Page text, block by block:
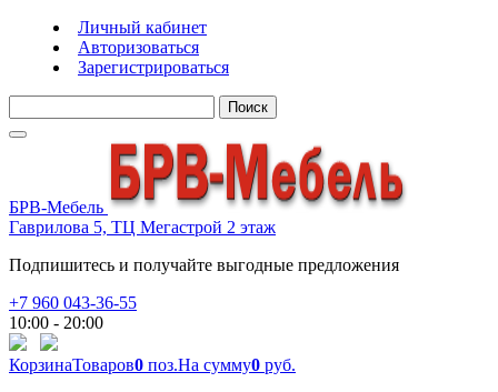
Личный кабинет
Авторизоваться
Зарегистрироваться
Поиск
БРВ-Мебель
Гаврилова 5, ТЦ Мегастрой 2 этаж
Подпишитесь и получайте выгодные предложения
+7 960 043-36-55
10:00 - 20:00
КорзинаТоваров0 поз.На сумму0 руб.